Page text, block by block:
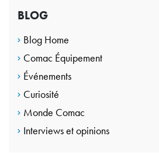
BLOG
Blog Home
Comac Équipement
Événements
Curiosité
Monde Comac
Interviews et opinions